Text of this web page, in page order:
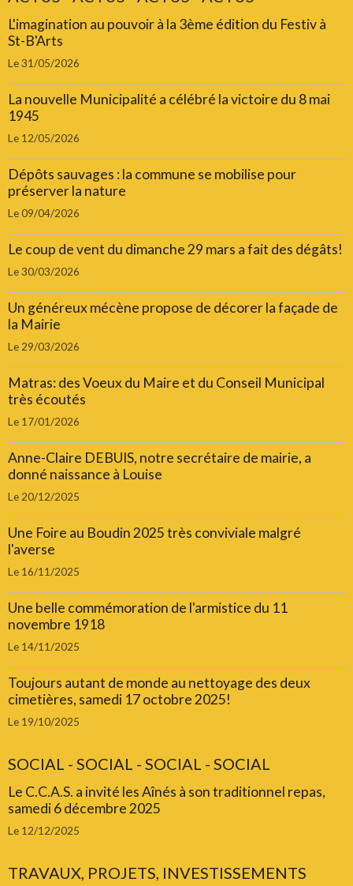
L'imagination au pouvoir à la 3ème édition du Festiv à
St-B'Arts
Le 31/05/2026
La nouvelle Municipalité a célébré la victoire du 8 mai
1945
Le 12/05/2026
Dépôts sauvages : la commune se mobilise pour
préserver la nature
Le 09/04/2026
Le coup de vent du dimanche 29 mars a fait des dégâts!
Le 30/03/2026
Un généreux mécène propose de décorer la façade de
la Mairie
Le 29/03/2026
Matras: des Voeux du Maire et du Conseil Municipal
très écoutés
Le 17/01/2026
Anne-Claire DEBUIS, notre secrétaire de mairie, a
donné naissance à Louise
Le 20/12/2025
Une Foire au Boudin 2025 très conviviale malgré
l'averse
Le 16/11/2025
Une belle commémoration de l'armistice du 11
novembre 1918
Le 14/11/2025
Toujours autant de monde au nettoyage des deux
cimetières, samedi 17 octobre 2025!
Le 19/10/2025
SOCIAL - SOCIAL - SOCIAL - SOCIAL
Le C.C.A.S. a invité les Aînés à son traditionnel repas,
samedi 6 décembre 2025
Le 12/12/2025
TRAVAUX, PROJETS, INVESTISSEMENTS